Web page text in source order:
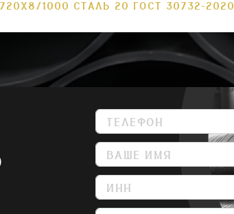
1000 СТАЛЬ 20 ГОСТ 30732-2020